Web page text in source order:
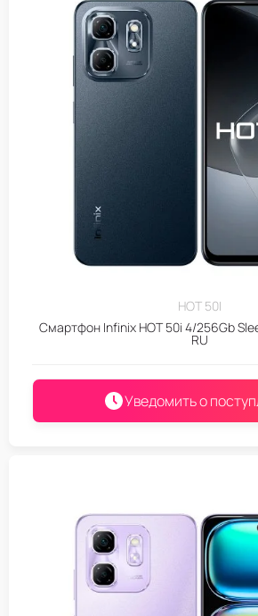
HOT 50I
Смартфон Infinix HOT 50i 4/256Gb
RU
Уведомить о